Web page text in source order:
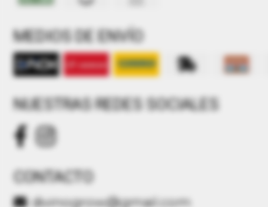
MEDIOS DE ENVÍO
NUESTRAS REDES SOCIALES
CONTACTO
divinogrow@gmail.com